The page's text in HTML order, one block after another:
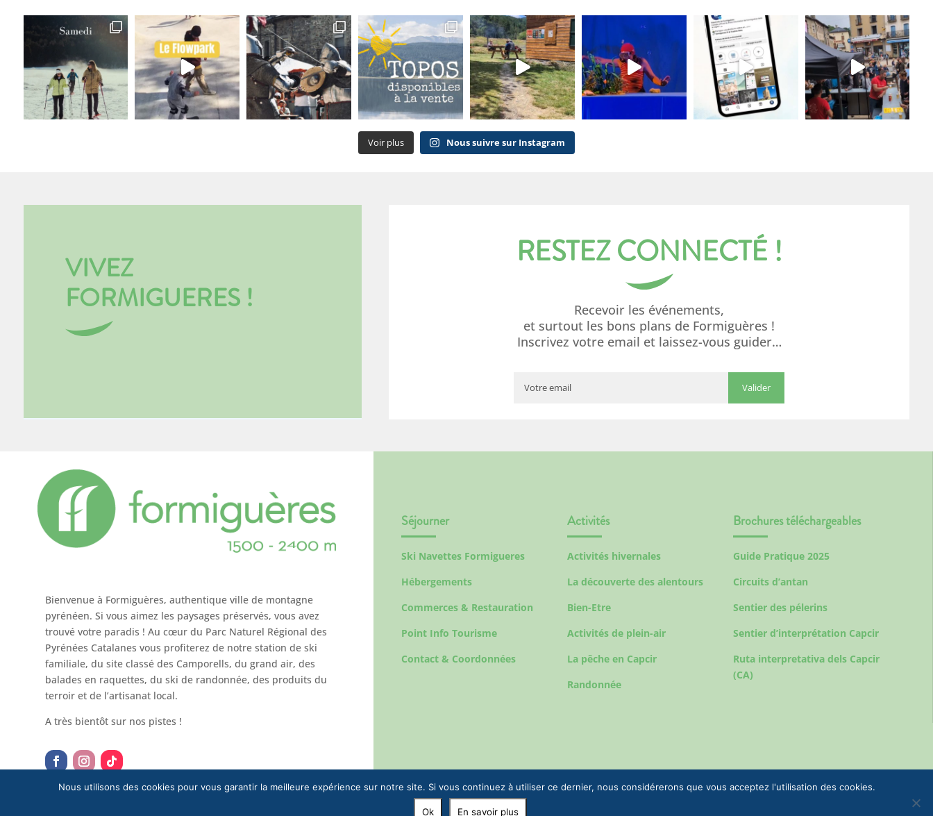
Voir plus Nous suivre sur Instagram
VIVEZ
FORMIGUERES !
RESTEZ CONNECTÉ !
Recevoir les événements,
et surtout les bons plans de Formiguères !
Inscrivez votre email et laissez-vous guider…
Bienvenue à Formiguères, authentique ville de montagne
pyrénéen. Si vous aimez les paysages préservés, vous avez
trouvé votre paradis ! Au cœur du Parc Naturel Régional des
Pyrénées Catalanes vous profiterez de notre station de ski
familiale, du site classé des Camporells, du grand air, des
balades en raquettes, du ski de randonnée, des produits du
terroir et de l’artisanat local.
A très bientôt sur nos pistes !
Séjourner
Ski Navettes Formigueres
Hébergements
Commerces & Restauration
Point Info Tourisme
Contact & Coordonnées
Activités
Activités hivernales
La découverte des alentours
Bien-Etre
Activités de plein-air
La pêche en Capcir
Randonnée
Brochures téléchargeables
Guide Pratique 2025
Circuits d’antan
Sentier des pélerins
Sentier d’interprétation Capcir
Ruta interpretativa dels Capcir
(CA)
Nous utilisons des cookies pour vous garantir la meilleure expérience sur notre site. Si vous continuez à utiliser ce dernier, nous considérerons que vous acceptez l'utilisation des cookies.
Ok En savoir plus